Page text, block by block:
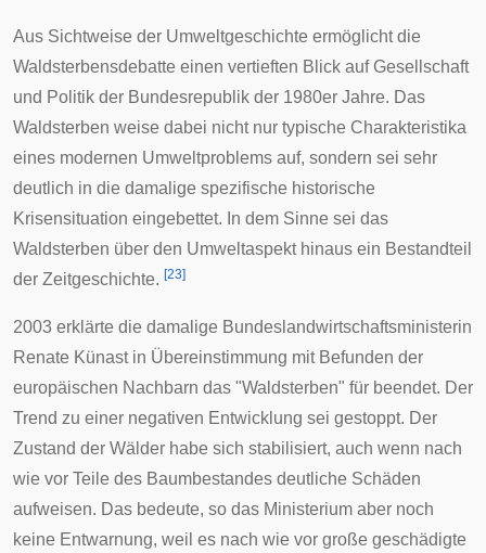
Aus Sichtweise der Umweltgeschichte ermöglicht die
Waldsterbensdebatte einen vertieften Blick auf Gesellschaft
und Politik der Bundesrepublik der 1980er Jahre. Das
Waldsterben weise dabei nicht nur typische Charakteristika
eines modernen Umweltproblems auf, sondern sei sehr
deutlich in die damalige spezifische historische
Krisensituation eingebettet. In dem Sinne sei das
Waldsterben über den Umweltaspekt hinaus ein Bestandteil
der Zeitgeschichte. [23]
2003 erklärte die damalige Bundeslandwirtschaftsministerin
Renate Künastin Übereinstimmung mit Befunden der
europäischen Nachbarn das "Waldsterben" für beendet. Der
Trend zu einer negativen Entwicklung sei gestoppt. Der
Zustand der Wälder habe sich stabilisiert, auch wenn nach
wie vor Teile des Baumbestandes deutliche Schäden
aufweisen. Das bedeute, so das Ministerium aber noch
keine Entwarnung, weil es nach wie vor große geschädigte